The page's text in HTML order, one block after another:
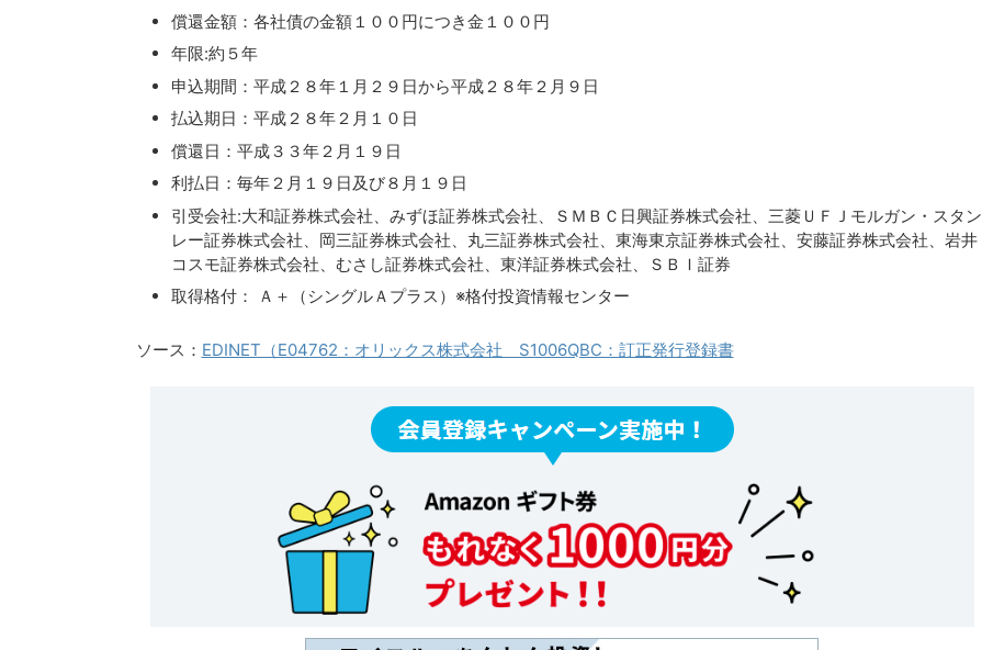
償還金額：各社債の金額１００円につき金１００円
年限:約５年
申込期間：平成２８年１月２９日から平成２８年２月９日
払込期日：平成２８年２月１０日
償還日：平成３３年２月１９日
利払日：毎年２月１９日及び８月１９日
引受会社:大和証券株式会社、みずほ証券株式会社、ＳＭＢＣ日興証券株式会社、三菱ＵＦＪモルガン・スタン
レー証券株式会社、岡三証券株式会社、丸三証券株式会社、東海東京証券株式会社、安藤証券株式会社、岩井
コスモ証券株式会社、むさし証券株式会社、東洋証券株式会社、ＳＢＩ証券
取得格付： Ａ＋（シングルＡプラス）※格付投資情報センター
ソース： EDINET（E04762：オリックス株式会社 S1006QBC：訂正発行登録書